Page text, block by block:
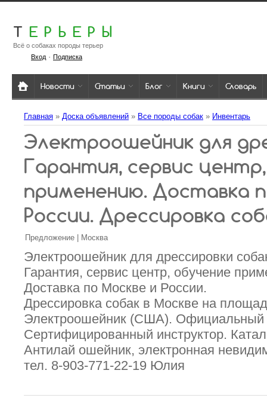
Т ЕРЬЕРЫ
Всё о собаках породы терьер
Вход· Подписка
Новости Статьи Блог Книги Словарь
Главная » Доска объявлений » Все породы собак » Инвентарь
Электроошейник для
Гарантия, сервис
применению. Доставка
России. Дрессировка
Предложение | Москва
Электроошейник для дрессировки
Гарантия, сервис центр, обучение
Доставка по Москве и России.
Дрессировка собак в Москве на
Электроошейник (США).
Сертифицированный инструктор.
Антилай ошейник, электронная
тел. 8-903-771-22-19 Юлия